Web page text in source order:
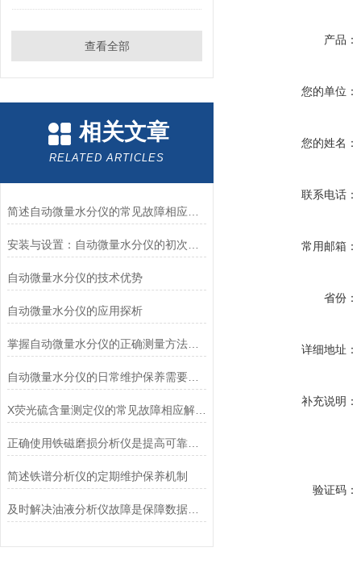
查看全部
相关文章
RELATED ARTICLES
自动微量水分仪的技术优势
自动微量水分仪的应用探析
掌握自动微量水分仪的正确测量方法很重要
自动微量水分仪的日常维护保养需要这样做
X荧光硫含量测定仪的常见故障相应解决方法分享
简述铁谱分析仪的定期维护保养机制
及时解决油液分析仪故障是保障数据可信的核心
产品：
您的单位：
您的姓名：
联系电话：
常用邮箱：
省份：
详细地址：
补充说明：
验证码：